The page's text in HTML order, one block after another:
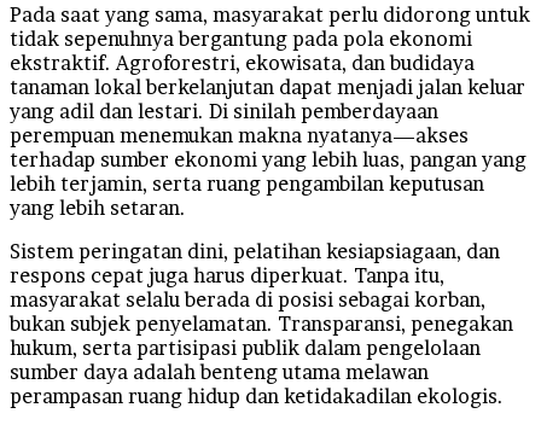
Pada saat yang sama, masyarakat perlu didorong untuk
tidak sepenuhnya bergantung pada pola ekonomi
ekstraktif. Agroforestri, ekowisata, dan budidaya
tanaman lokal berkelanjutan dapat menjadi jalan keluar
yang adil dan lestari. Di sinilah pemberdayaan
perempuan menemukan makna nyatanya—akses
terhadap sumber ekonomi yang lebih luas, pangan yang
lebih terjamin, serta ruang pengambilan keputusan
yang lebih setaran.
Sistem peringatan dini, pelatihan kesiapsiagaan, dan
respons cepat juga harus diperkuat. Tanpa itu,
masyarakat selalu berada di posisi sebagai korban,
bukan subjek penyelamatan. Transparansi, penegakan
hukum, serta partisipasi publik dalam pengelolaan
sumber daya adalah benteng utama melawan
perampasan ruang hidup dan ketidakadilan ekologis.